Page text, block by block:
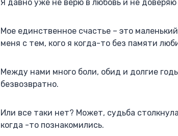
Я давно уже не верю в любовь и не
Мое единственное счастье – это
меня с тем, кого я когда-то без памяти
Между нами много боли, обид и долгие
безвозвратно.
Или все таки нет? Может, судьба
когда -то познакомились.